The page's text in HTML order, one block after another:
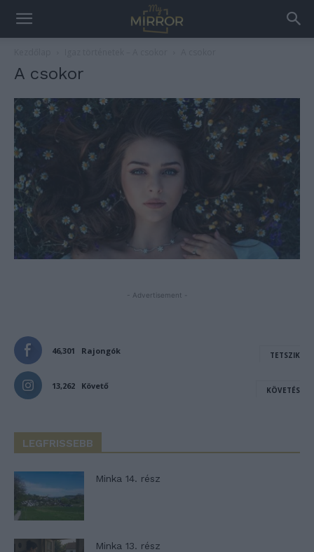
A csokor
- Advertisement -
46,301 Rajongók TETSZIK
13,262 Követő KÖVETÉS
LEGFRISSEBB
Minka 14. rész
Minka 13. rész